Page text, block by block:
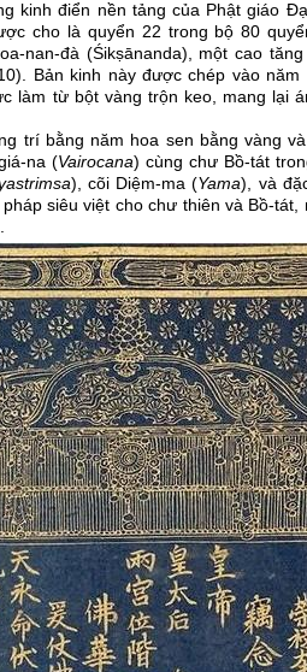
kinh điển nền tảng của Phật giáo
cho là quyển 22 trong bộ 80
nan-đà (Śikṣānanda), một cao
Bản kinh này được chép vào năm
làm từ bột vàng trộn keo, mang lại
trí bằng năm hoa sen bằng vàng
na (Vairocana) cùng chư Bồ-tát
), cõi Diệm-ma (Yama), và
siêu việt cho chư thiên và Bồ-tát,